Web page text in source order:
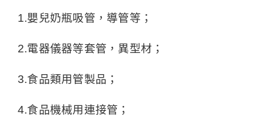
1.嬰兒奶瓶吸管，導管等；
2.電器儀器等套管，異型材；
3.食品類用管製品；
4.食品機械用連接管；